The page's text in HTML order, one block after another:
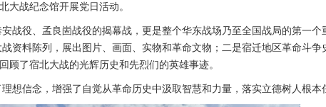
大战纪念馆开展党日活动。
战役、孟良崮战役的揭幕战，更是整个华东战场乃至全国战局的第一
资料陈列，展出图片、画面、实物和革命文物；二是宿迁地区革命斗
了宿北大战的光辉历史和先烈们的英雄事迹。
信念，增强了自觉从革命历史中汲取智慧和力量，落实立德树人根本